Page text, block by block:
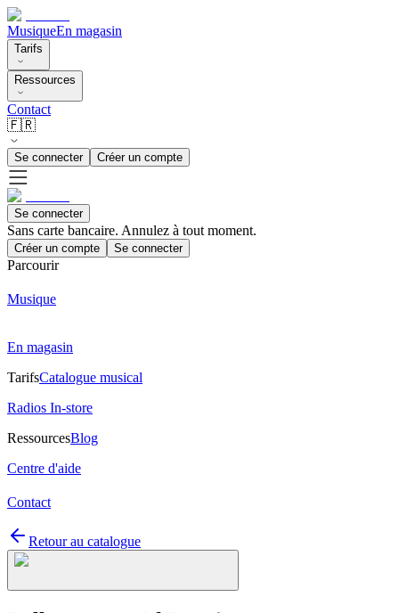
MusiqueEn magasin
Tarifs
Ressources
Contact
🇫🇷
Se connecter Créer un compte
Se connecter
Sans carte bancaire. Annulez à tout moment.
Créer un compte Se connecter
Parcourir
Musique
En magasin
TarifsCatalogue musical
Radios In-store
RessourcesBlog
Centre d'aide
Contact
Retour au catalogue